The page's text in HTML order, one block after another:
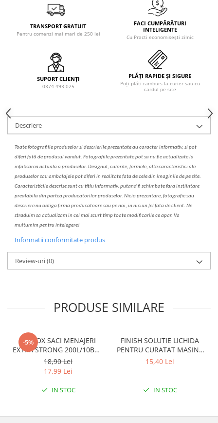
TRANSPORT GRATUIT
Pentru comenzi mai mari de 250 lei
FACI CUMPĂRĂTURI
INTELIGENTE
Cu Practi economisești zilnic
SUPORT CLIENȚI
0374 493 025
PLĂȚI RAPIDE ȘI SIGURE
Poți plăti ramburs la curier sau cu
cardul pe site
Descriere
Toate fotografiile produselorsidescrierileprezentate au caracter informativ, si pot
diferi fată de produsul vandut. Fotografiile prezentate pot sa nu fie actualizate la
infatisarea actuala a produselor. Designul, culorile, formele, alte caracteristici ale
produselor sau ambalajele pot diferi in realitate fata de cele din imaginile de pe site.
Caracteristicile descrise sunt cu titlu informativ, putand fi schimbate fara instiintare
prealabila din partea producatorilor produselor. Nicio prezentare, fotografie sau
descriere nu obliga firma producatoare sau pe noi, in niciun fel fata de client. Ne
straduim sa actualizam in cel mai scurt timp toate modificarile ce apar. Va
multumim pentru intelegere!
Informatii conformitate produs
Review-uri(0)
PRODUSE SIMILARE
-5%
CLINOX SACI MENAJERI
EXTRA STRONG 200L/10BUC
LDPE NEGRI (90*122CM)
ETICHETA MOV
18,90 Lei
17,99 Lei
IN STOC
FINISH SOLUTIE LICHIDA
PENTRU CURATAT MASINA
DE SPALAT VASE 250ML
15,40 Lei
IN STOC